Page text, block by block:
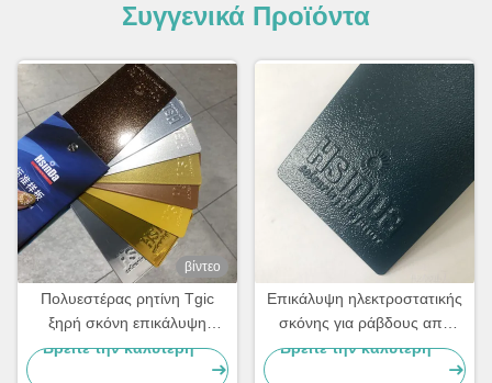
Συγγενικά Προϊόντα
βίντεο
Πολυεστέρας ρητίνη Tgic
ξηρή σκόνη επικάλυψη
αντοχή σε υπεριώδη
Βρείτε την καλύτερη
Επικάλυψη ηλεκτροστατικής
σκόνης για ράβδους από
ατσάλι
Βρείτε την καλύτερη